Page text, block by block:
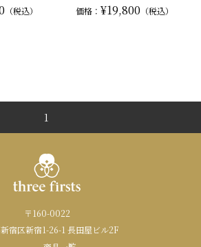
（税込） 価格： ¥19,800 （税込）
1
〒160-0022
宿区新宿1-26-1 長田屋ビル2F